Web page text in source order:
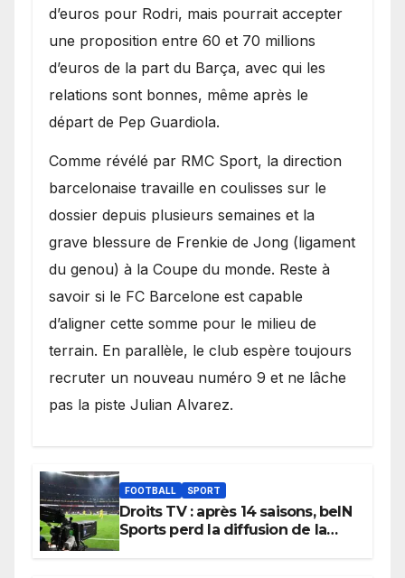
d’euros pour Rodri, mais pourrait accepter
une proposition entre 60 et 70 millions
d’euros de la part du Barça, avec qui les
relations sont bonnes, même après le
départ de Pep Guardiola.
​Comme révélé par RMC Sport, la direction
barcelonaise travaille en coulisses sur le
dossier depuis plusieurs semaines et la
grave blessure de Frenkie de Jong (ligament
du genou) à la Coupe du monde. Reste à
savoir si le FC Barcelone est capable
d’aligner cette somme pour le milieu de
terrain. En parallèle, le club espère toujours
recruter un nouveau numéro 9 et ne lâche
pas la piste Julian Alvarez.
FOOTBALL SPORT
Droits TV : après 14 saisons, beIN
Sports perd la diffusion de la